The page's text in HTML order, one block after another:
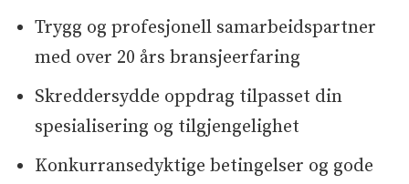
Trygg og profesjonell samarbeidspartner
med over 20 års bransjeerfaring
Skreddersydde oppdrag tilpasset din
spesialisering og tilgjengelighet
Konkurransedyktige betingelser og gode